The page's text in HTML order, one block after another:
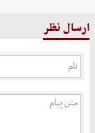
ارسال نظر